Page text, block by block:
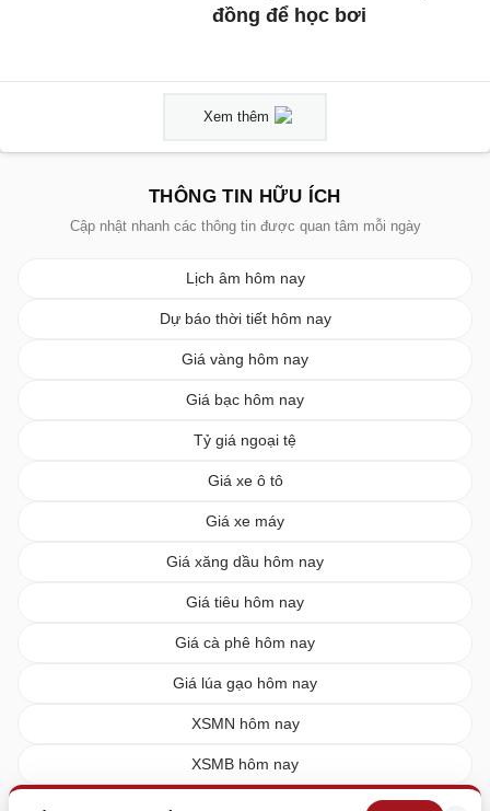
đồng để học bơi
Xem thêm
THÔNG TIN HỮU ÍCH
Cập nhật nhanh các thông tin được quan tâm mỗi ngày
Lịch âm hôm nay
Dự báo thời tiết hôm nay
Giá vàng hôm nay
Giá bạc hôm nay
Tỷ giá ngoại tệ
Giá xe ô tô
Giá xe máy
Giá xăng dầu hôm nay
Giá tiêu hôm nay
Giá cà phê hôm nay
Giá lúa gạo hôm nay
XSMN hôm nay
XSMB hôm nay